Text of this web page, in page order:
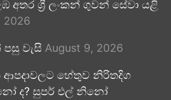
ශ්‍රී ලංකන් ගුවන් සේවා යළි
2026
වැසි August 9, 2026
ආපදාවලට හේතුව නිරිතදිග
ද? සුපර් එල් නිනෝ